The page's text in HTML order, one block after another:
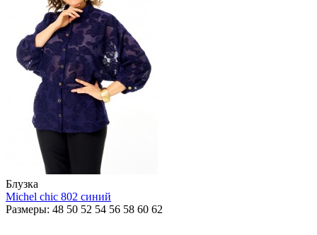
Блузка
Michel chic 802 синий
Размеры: 48 50 52 54 56 58 60 62